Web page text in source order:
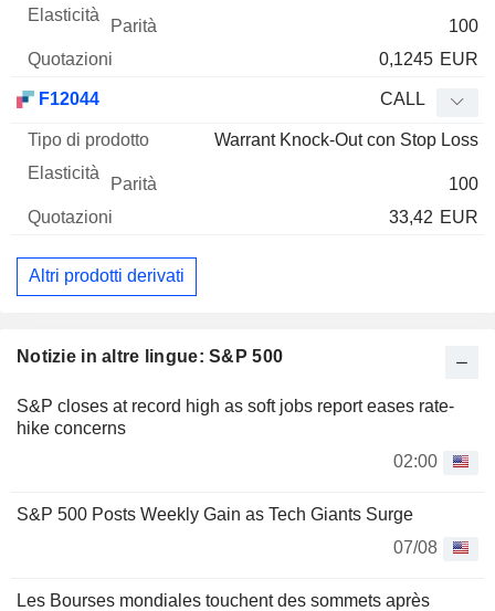
100
0,1245 EUR
F12044 CALL
Warrant Knock-Out con Stop Loss
100
33,42 EUR
Altri prodotti derivati
Notizie in altre lingue: S&P 500
S&P closes at record high as soft jobs report eases rate-
hike concerns
02:00
S&P 500 Posts Weekly Gain as Tech Giants Surge
07/08
Les Bourses mondiales touchent des sommets après